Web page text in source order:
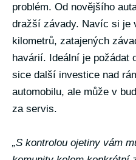
problém. Od novějšího
dražší závady. Navíc si je
kilometrů, zatajených
havárií. Ideální je požádat
sice další investice nad
automobilu, ale může v
za servis.
„S kontrolou ojetiny vám